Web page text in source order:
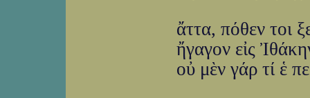
ἄττα, πόθεν τοι
ἤγαγον εἰς
οὐ μὲν γάρ τί ἑ